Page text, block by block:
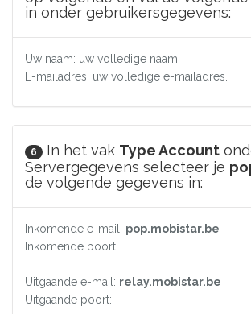
in onder gebruikersgegevens:
Uw naam: uw volledige naam.
E-mailadres: uw volledige e-mailadres.
6 In het vak Type Account
Servergegevens selecteer je
de volgende gegevens in:
Inkomende e-mail: pop.mobistar.be
Inkomende poort:
Uitgaande e-mail: relay.mobistar.be
Uitgaande poort: